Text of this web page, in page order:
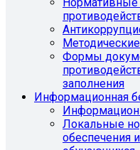
Формы
заполнения
Информационная
Локальные
обеспечения